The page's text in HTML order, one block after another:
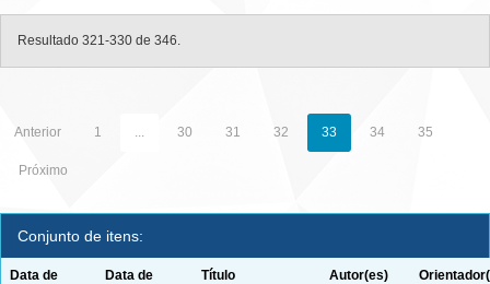
Resultado 321-330 de 346.
Anterior 1 ... 30 31 32 33 34 35
Próximo
Conjunto de itens:
Data de
Data de
Título Autor(es)